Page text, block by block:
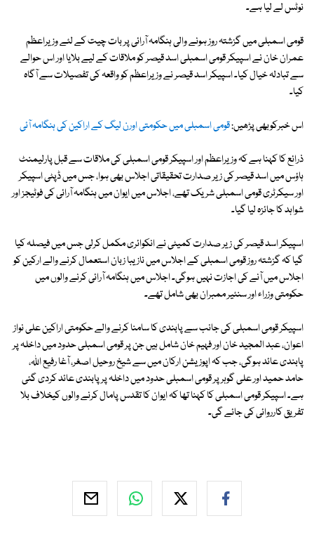
نوٹس لے لیا ہے۔
قومی اسمبلی میں گزشتہ روز ہونے والی ہنگامہ آرائی پر بات چیت کے لئے وزیراعظم
عمران خان نے اسپیکر قومی اسمبلی اسد قیصر کو ملاقات کے لیے بلایا اور اس حوالے
سے تبادلہ خیال کیا۔ اسپیکر اسد قیصر نے وزیراعظم کو واقعہ کی تفصیلات سے آگاہ
کیا۔
اس خبرکوبھی پڑھیں:قومی اسمبلی میں حکومتی اورن لیگ کے اراکین کی ہنگامہ آئی
ذرائع کا کہنا ہے کہ وزیراعظم اور اسپیکر قومی اسمبلی کی ملاقات سے قبل پارلیمنٹ
ہاؤس میں اسد قیصر کی زیر صدارت تحقیقاتی اجلاس بھی ہوا، جس میں ڈپٹی اسپیکر
اور سیکرٹری قومی اسمبلی شریک تھے، اجلاس میں ایوان میں ہنگامہ آرائی کی فوٹیجز اور
شواہد کا جائزہ لیا گیا۔
اسپیکر اسد قیصر کی زیر صدارت کمیٹی نے انکوائری مکمل کرلی جس میں فیصلہ کیا
گیا کہ گزشتہ روز قومی اسمبلی کے اجلاس میں نازیبا زبان استعمال کرنے والے ارکین کو
اجلاس میں آنے کی اجازت نہیں ہوگی۔ اجلاس میں ہنگامہ آرائی کرنے والوں میں
حکومتی وزراء اور سنئیر ممبران بھی شامل تھے۔
اسپیکر قومی اسمبلی کی جانب سے پابندی کا سامنا کرنے والے حکومتی اراکین علی نواز
اعوان، عبد المجید خان اور فہیم خان شامل ہیں جن پر قومی اسمبلی حدود میں داخلہ پر
پابندی عائد ہوگی، جب کہ اپوزیشن ارکان میں سے شیخ روحیل اصغر، آغا رفیع اللہ،
حامد حمید اور علی گوہر پر قومی اسمبلی حدود میں داخلہ پر پابندی عائد کردی گئی
ہے۔ اسپیکر قومی اسمبلی کا کہنا تھا کہ ایوان کا تقدس پامال کرنے والوں کیخلاف بلا
تفریق کارروائی کی جائے گی۔